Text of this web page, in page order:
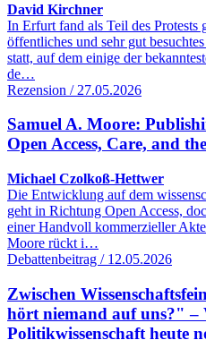
David Kirchner
In Erfurt fand als Teil des Protests
öffentliches und sehr gut
statt, auf dem einige der
de…
Rezension / 27.05.2026
Samuel A. Moore:
Open Access, Care, and
Michael Czolkoß-Hettwer
Die Entwicklung auf dem
geht in Richtung Open Access,
einer Handvoll kommerzieller
Moore rückt i…
Debattenbeitrag / 12.05.2026
Zwischen
hört niemand auf uns?" –
Politikwissenschaft heute